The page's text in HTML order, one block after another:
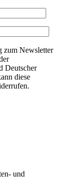
zum Newsletter
Deutscher
diese
und